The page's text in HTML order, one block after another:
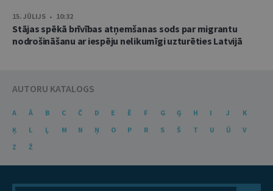
15. JŪLIJS • 10:32
Stājas spēkā brīvības atņemšanas sods par migrantu
nodrošināšanu ar iespēju nelikumīgi uzturēties Latvijā
AUTORU KATALOGS
A Ā B C Č D E Ē F G Ģ H I J
K
Ķ
L Ļ M N Ņ O P R S Š T U Ū
V
Z
Ž